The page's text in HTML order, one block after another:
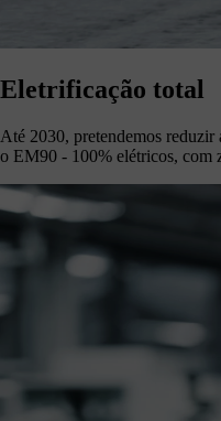
Eletrificação total
Até 2030, pretendemos
o EM90 - 100% elétricos, com